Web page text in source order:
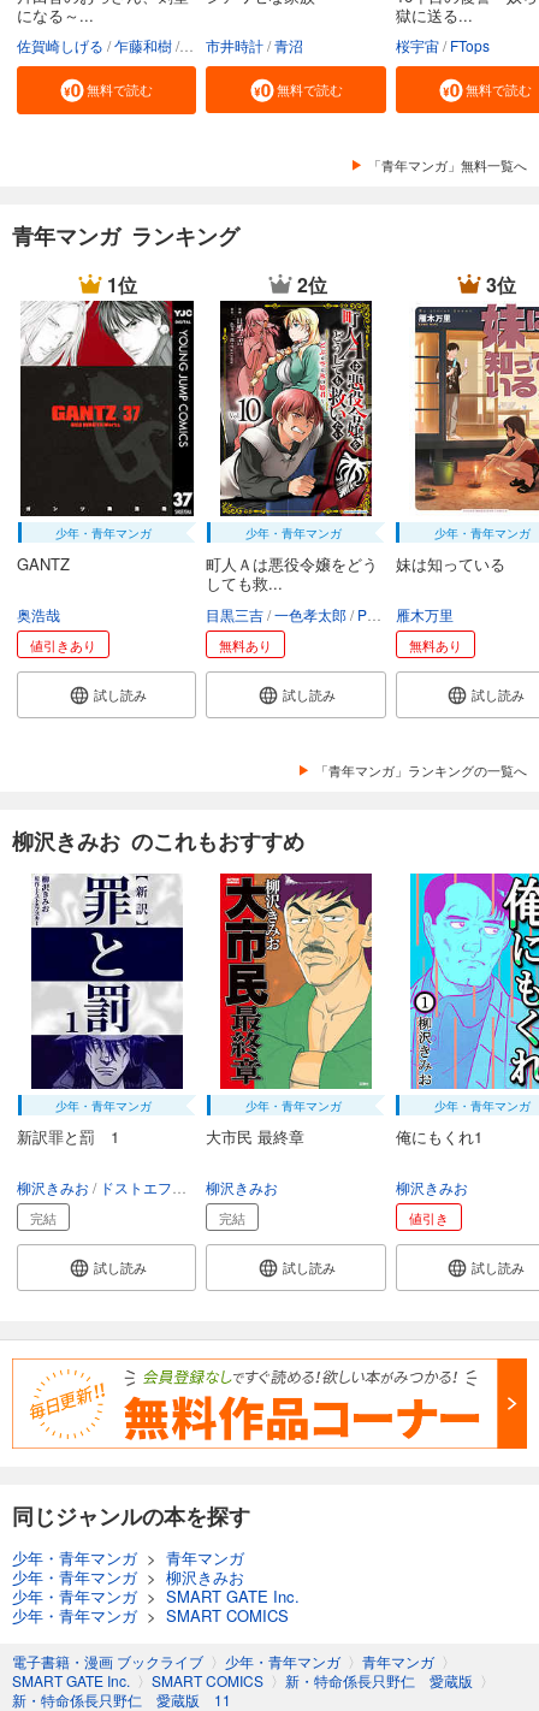
になる～...
佐賀崎しげる 乍藤和樹 鍋島テツヒロ
無料で読む
市井時計 青沼
無料で読む
獄に送る...
桜宇宙 FTops
無料で読む
「青年マンガ」無料一覧へ
青年マンガ ランキング
1位
少年・青年マンガ
GANTZ
奥浩哉
値引きあり
試し読み
2位
少年・青年マンガ
町人Ａは悪役令嬢をどう
しても救...
目黒三吉 一色孝太郎 Parum
無料あり
試し読み
3位
少年・青年マンガ
妹は知っている
雁木万里
無料あり
試し読み
「青年マンガ」ランキングの一覧へ
柳沢きみお のこれもおすすめ
少年・青年マンガ
新訳罪と罰 1
柳沢きみお ドストエフスキー
完結
試し読み
少年・青年マンガ
大市民 最終章
柳沢きみお
完結
試し読み
少年・青年マンガ
俺にもくれ1
柳沢きみお
値引き
試し読み
同じジャンルの本を探す
少年・青年マンガ> 青年マンガ
少年・青年マンガ> 柳沢きみお
少年・青年マンガ> SMART GATE Inc.
少年・青年マンガ> SMART COMICS
電子書籍・漫画 ブックライブ 〉 少年・青年マンガ 〉 青年マンガ 〉
SMART GATE Inc. 〉 SMART COMICS 〉 新・特命係長只野仁 愛蔵版 〉
新・特命係長只野仁 愛蔵版 11